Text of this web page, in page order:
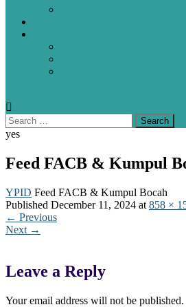
yes
Feed FACB & Kumpul
YPID Feed FACB & Kumpul Bocah
Published December 11, 2024 at 858 ×
← Previous
Next →
Leave a Reply
Your email address will not be published.